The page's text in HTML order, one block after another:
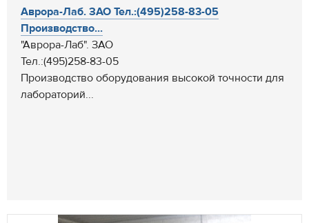
Аврора-Лаб. ЗАО Тел.:(495)258-83-05
Производство...
"Аврора-Лаб". ЗАО
Тел.:(495)258-83-05
Производство оборудования высокой точности для
лабораторий...